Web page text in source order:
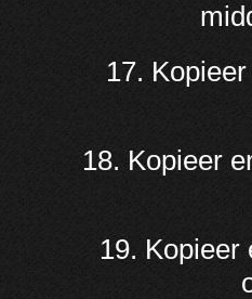
17.
18. Kopieer
19. Kopieer